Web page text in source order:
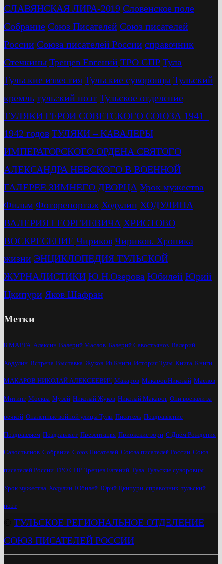
СЛАВЯНСКАЯ ЛИРА-2019 Словенское поле
Собрание Союз Писателей Союз писателей
России Союза писателей России справочник
Стечкины Трещев Евгений ТРО СПР Тула
Тульские известия Тульские суворовцы Тульский
кремль тульский поэт Тульское отделение
ТУЛЯКИ ГЕРОИ СОВЕТСКОГО СОЮЗА 1941–
1942 годов ТУЛЯКИ – КАВАЛЕРЫ
ИМПЕРАТОРСКОГО ОРДЕНА СВЯТОГО
АЛЕКСАНДРА НЕВСКОГО В ВОЕННОЙ
ГАЛЕРЕЕ ЗИМНЕГО ДВОРЦА Урок мужества
Фильм Фоторепортаж Ходулин ХОДУЛИНА
ВАЛЕРИЯ ГЕОРГИЕВИЧА ХРИСТОВО
ВОСКРЕСЕНИЕ Чириков Чириков. Хроника
жизни ЭНЦИКЛОПЕДИЯ ТУЛЬСКОЙ
ЖУРНАЛИСТИКИ Ю.Н.Озерова Юбилей Юрий
Цкипури Яков Шафран
Метки
8 МАРТА Алексин Валерий Маслов Валерий Савостьянов Валерий
Ходулин Встреча Выставка Жуков Из Книги История Тулы Книга Книги
МАКАРОВ НИКОЛАЙ АЛЕКСЕЕВИЧ Макаров Макаров Николай Маслов
Митинг Москва Музей Николай Жуков Николай Макаров Они воевали за
речкой Опалённые войной улицы Тулы Писатель Поздравление
Поздравляем Поздравляет Презентация Приокские зори С Днём Рождения
Савостьянов Собрание Союз Писателей Союза писателей России Союз
писателей России ТРО СПР Трещев Евгений Тула Тульские суворовцы
Урок мужества Ходулин Юбилей Юрий Цкипури справочник тульский
поэт
ТУЛЬСКОЕ РЕГИОНАЛЬНОЕ ОТДЕЛЕНИЕ
СОЮЗ ПИСАТЕЛЕЙ РОССИИ